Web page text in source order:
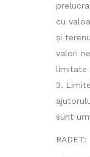
cu
şi
valori
limitate
sunt
RADET: